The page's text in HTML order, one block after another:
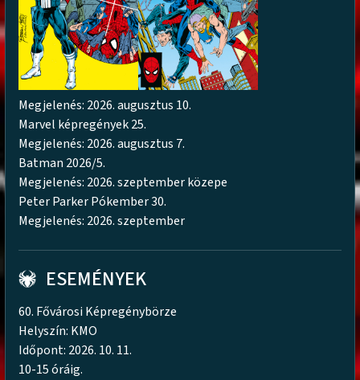
Megjelenés: 2026. augusztus 10.
Marvel képregények 25.
Megjelenés: 2026. augusztus 7.
Batman 2026/5.
Megjelenés: 2026. szeptember közepe
Peter Parker Pókember 30.
Megjelenés: 2026. szeptember
ESEMÉNYEK
60. Fővárosi Képregénybörze
Helyszín: KMO
Időpont: 2026. 10. 11.
10-15 óráig.